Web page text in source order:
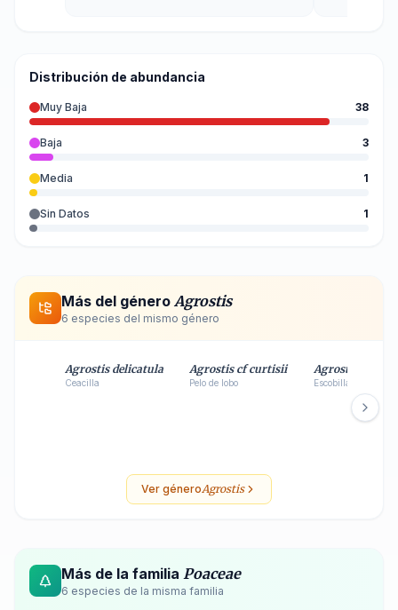
Distribución de abundancia
Muy Baja 38
Baja 3
Media 1
Sin Datos 1
Más del género Agrostis
6 especies del mismo género
Agrostis delicatula
Ceacilla
Agrostis cf curtisii
Pelo de lobo
Agrostis
Escobilla
Ver géneroAgrostis
Más de la familia Poaceae
6 especies de la misma familia